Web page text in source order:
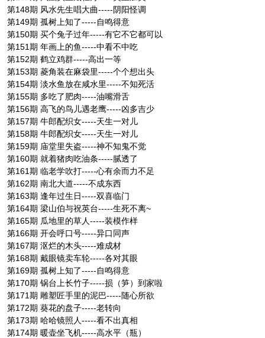
第148期 风水先生唱大曲-----阴阳怪调
第149期 孤树上知了-----自鸣得意
第150期 买个兔子过年-----有它不它都可以
第151期 年画上的鱼-----中看不中吃
第152期 鹤立鸡群-----高出一等
第153期 菱角装在麻袋里-----个个想出头
第154期 淡水鱼放在咸水里-----不知死活
第155期 多吃了肥肉-----油嘴滑舌
第156期 高飞的鸟儿遇老鹰-----凶多吉少
第157期 牛郎配织女-----天生一对儿
第158期 牛郎配织女-----天生一对儿
第159期 庙堂里失盗-----神不知鬼不觉
第160期 就着猪肉吃油条-----腻透了
第161期 临老学吹打-----心有余而力不足
第162期 南北大道-----不成东西
第163期 逢年过生日-----双喜临门
第164期 梁山伯与祝英台-----生死不离~
第165期 瓜地里的草人-----装模作样
第166期 开会呼口号-----异口同声
第167期 沤烂的木头-----难成材
第168期 戴眼镜卖车轮-----各对其眼
第169期 孤树上知了-----自鸣得意
第170期 锅台上长竹子-----损（笋）到家啦
第171期 雕塑匠手里的泥巴-----随心所欲
第172期 葵花的盘子-----老转向
第173期 哈哈镜照人-----看不出真相
第174期 暖壶坐飞机-----高水平（瓶）